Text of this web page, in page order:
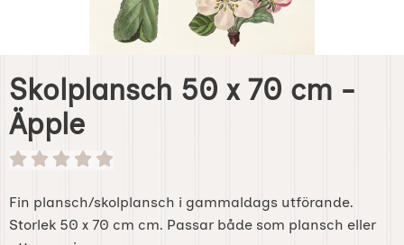
Skolplansch 50 x 70 cm -
Äpple
Fin plansch/skolplansch i gammaldags utförande.
Storlek 50 x 70 cm cm. Passar både som plansch eller